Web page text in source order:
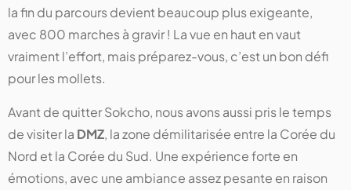
la fin du parcours devient beaucoup plus exigeante,
avec 800 marches à gravir ! La vue en haut en vaut
vraiment l’effort, mais préparez-vous, c’est un bon défi
pour les mollets.
Avant de quitter Sokcho, nous avons aussi pris le temps
de visiter la DMZ, la zone démilitarisée entre la Corée du
Nord et la Corée du Sud. Une expérience forte en
émotions, avec une ambiance assez pesante en raison